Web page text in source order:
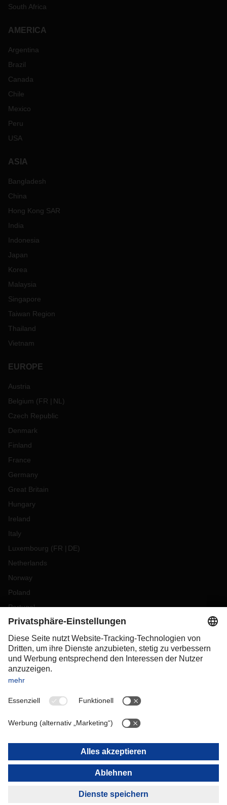
South Africa
AMERICA
Argentina
Brazil
Canada
Chile
Mexico
Peru
USA
ASIA
Bangladesh
China
Hong Kong SAR
India
Indonesia
Japan
Korea
Malaysia
Singapore
Taiwan Region
Thailand
Vietnam
EUROPE
Austria
Belgium (FR NL )
Czech Republic
Denmark
Finland
France
Germany
Great Britain
Hungary
Ireland
Italy
Luxembourg (FR DE)
Netherlands
Norway
Poland
Portugal
Romania
Slovakia
Spain
Sweden
Switzerland
OCEANIA